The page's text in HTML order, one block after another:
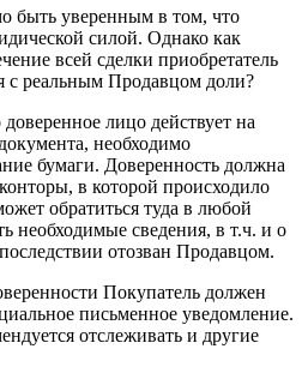
быть уверенным в том, что
силой. Однако как
всей сделки приобретатель
с реальным Продавцом доли?
лицо действует на
необходимо
бумаги. Доверенность должна
в которой происходило
обратиться туда в любой
необходимые сведения, в т.ч. и о
отозван Продавцом.
Покупатель должен
письменное уведомление.
отслеживать и другие